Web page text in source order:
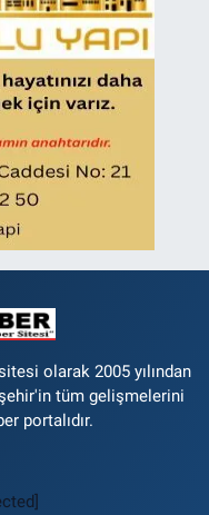
olarak 2005 yılından
tüm gelişmelerini
portalıdır.